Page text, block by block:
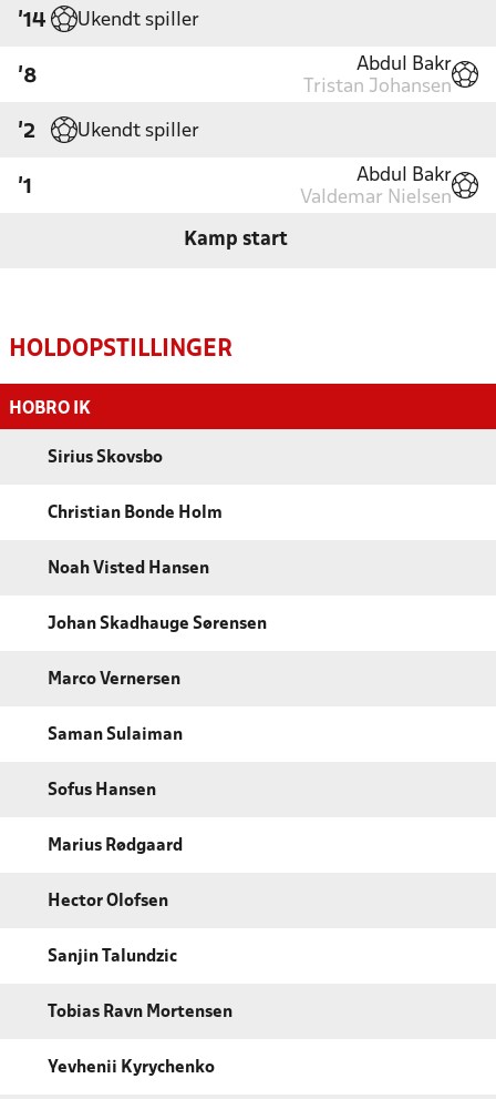
'14 Ukendt spiller
'8
Abdul Bakr
Tristan Johansen
'2 Ukendt spiller
'1
Abdul Bakr
Valdemar Nielsen
Kamp start
HOLDOPSTILLINGER
HOBRO IK
Sirius Skovsbo
Christian Bonde Holm
Noah Visted Hansen
Johan Skadhauge Sørensen
Marco Vernersen
Saman Sulaiman
Sofus Hansen
Marius Rødgaard
Hector Olofsen
Sanjin Talundzic
Tobias Ravn Mortensen
Yevhenii Kyrychenko